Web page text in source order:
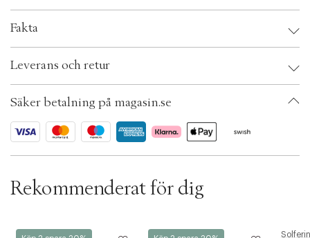
Fakta
EAN: 815402027056
ID: ADBF46-0008
Leverans och retur
Säker betalning på magasin.se
Rekommenderat för dig
Ouai Ouai